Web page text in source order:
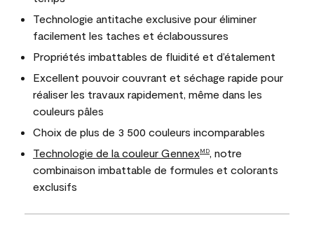
Technologie antitache exclusive pour éliminer
facilement les taches et éclaboussures
Propriétés imbattables de fluidité et d’étalement
Excellent pouvoir couvrant et séchage rapide pour
réaliser les travaux rapidement, même dans les
couleurs pâles
Choix de plus de 3 500 couleurs incomparables
Technologie de la couleur GennexMD
, notre
combinaison imbattable de formules et colorants
exclusifs